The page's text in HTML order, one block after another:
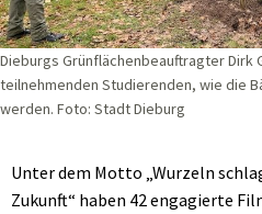
Dieburgs Grünflächenbeauftragter Dirk
teilnehmenden Studierenden, wie die
werden. Foto: Stadt Dieburg
Unter dem Motto „Wurzeln
Zukunft“ haben 42 engagierte